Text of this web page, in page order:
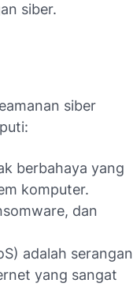
siber.
siber
berbahaya yang
komputer.
dan
adalah serangan
yang sangat